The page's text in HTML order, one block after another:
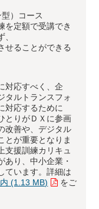
）コース
定額で受講でき
ることができる
対応すべく、企
タルトランスフォ
対応するために
とりがＤＸに参画
改善や、デジタル
とが重要となりま
支援訓練カリキュ
あり、中小企業・
ています。詳細は
(1.13 MB)
をご